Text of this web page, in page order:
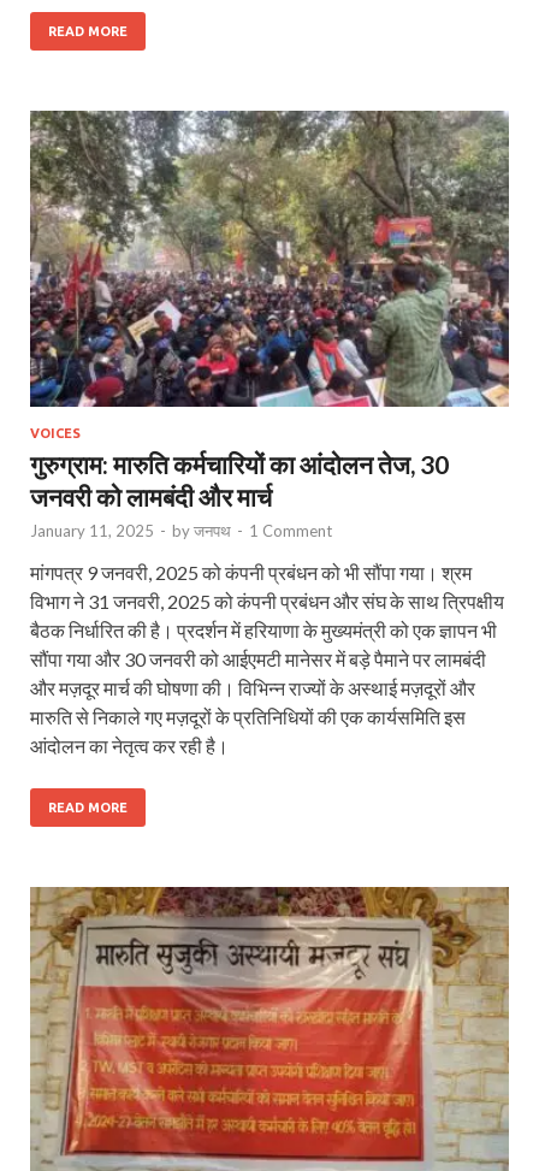
READ MORE
VOICES
गुरुग्राम: मारुति कर्मचारियों का आंदोलन तेज, 30
जनवरी को लामबंदी और मार्च
January 11, 2025 - byजनपथ - 1 Comment
मांगपत्र 9 जनवरी, 2025 को कंपनी प्रबंधन को भी सौंपा गया। श्रम
विभाग ने 31 जनवरी, 2025 को कंपनी प्रबंधन और संघ के साथ त्रिपक्षीय
बैठक निर्धारित की है। प्रदर्शन में हरियाणा के मुख्यमंत्री को एक ज्ञापन भी
सौंपा गया और 30 जनवरी को आईएमटी मानेसर में बड़े पैमाने पर लामबंदी
और मज़दूर मार्च की घोषणा की। विभिन्न राज्यों के अस्थाई मज़दूरों और
मारुति से निकाले गए मज़दूरों के प्रतिनिधियों की एक कार्यसमिति इस
आंदोलन का नेतृत्व कर रही है।
READ MORE